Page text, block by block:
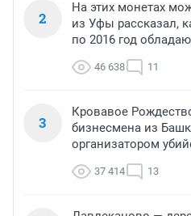
2
На этих монетах
из Уфы рассказал,
по 2016 год
46 638 11
3
Кровавое
бизнесмена из
организатором
37 414 13